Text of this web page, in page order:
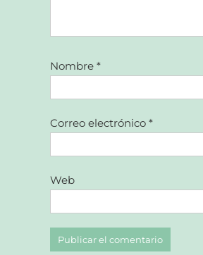
Nombre*
Correo electrónico*
Web